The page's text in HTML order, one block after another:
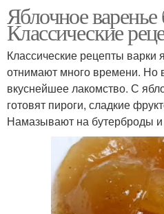
Яблочное варенье
Классические
Классические рецепты варки
отнимают много времени. Но
вкуснейшее лакомство. С
готовят пироги, сладкие
Намазывают на бутерброды